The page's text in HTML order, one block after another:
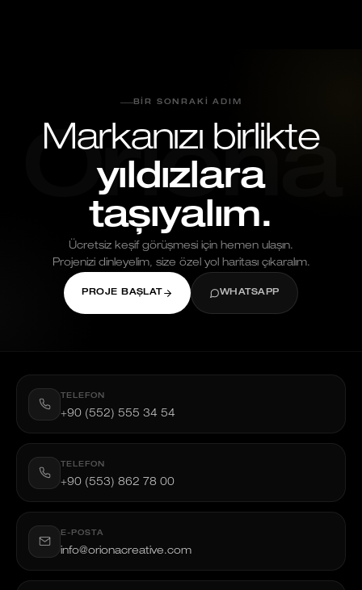
Oriona
BIR SONRAKI ADIM
Markanızı birlikte
yıldızlara
taşıyalım.
Ücretsiz keşif görüşmesi için hemen ulaşın.
Projenizi dinleyelim, size özel yol haritası çıkaralım.
PROJE BAŞLAT WHATSAPP
TELEFON
+90 (552) 555 34 54
TELEFON
+90 (553) 862 78 00
E-POSTA
info@orionacreative.com